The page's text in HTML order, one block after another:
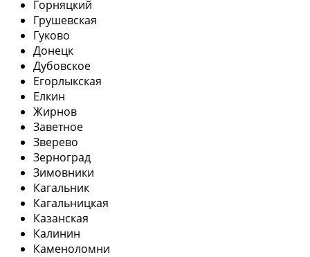
Горняцкий
Грушевская
Гуково
Донецк
Дубовское
Егорлыкская
Елкин
Жирнов
Заветное
Зверево
Зерноград
Зимовники
Кагальник
Кагальницкая
Казанская
Калинин
Каменоломни